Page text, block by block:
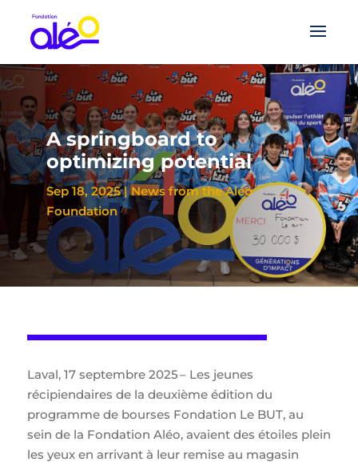
A springboard to
optimizing potential
Sep 18, 2025|News from the Aléo
Foundation
Laval, 17 septembre 2025 – Les jeunes
récipiendaires de la deuxième édition du
programme de bourses Fondation Le BUT, au
sein de la Fondation Aléo, avaient des étoiles plein
les yeux en arrivant à leur remise au magasin